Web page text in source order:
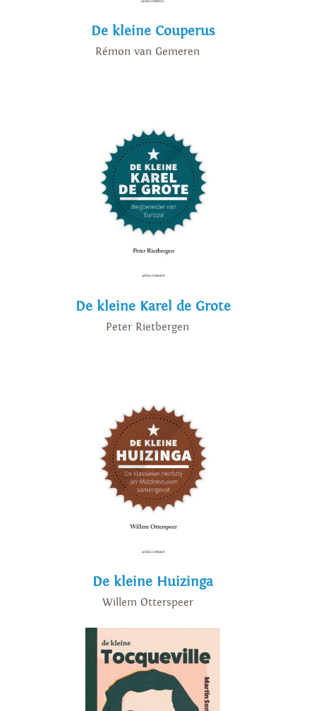
De kleine Couperus
Rémon van Gemeren
De kleine Karel de Grote
Peter Rietbergen
De kleine Huizinga
Willem Otterspeer